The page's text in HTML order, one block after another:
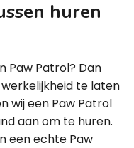
huren
Paw Patrol? Dan
te laten
wij een Paw Patrol
aan om te huren.
een echte Paw